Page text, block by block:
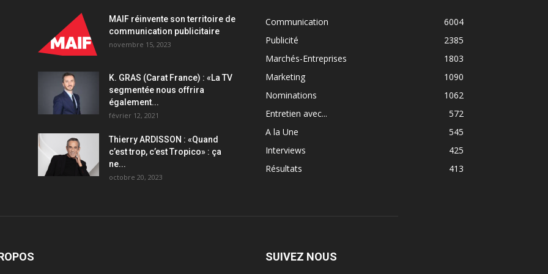
MAIF réinvente son territoire de
communication publicitaire
novembre 15, 2023
K. GRAS (Carat France) : «La TV
segmentée nous offrira
également...
février 12, 2021
Thierry ARDISSON : «Quand
c’est trop, c’est Tropico» : ça
ne...
octobre 20, 2023
Communication
6004
Publicité
2385
Marchés-Entreprises
1803
Marketing
1090
Nominations
1062
Entretien avec...
572
A la Une
545
Interviews
425
Résultats
413
SUIVEZ NOUS